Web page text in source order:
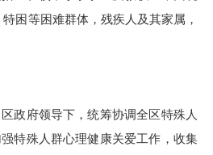
困等困难群体，残疾人及其家属，
府领导下，统筹协调全区特殊人
特殊人群心理健康关爱工作，收集